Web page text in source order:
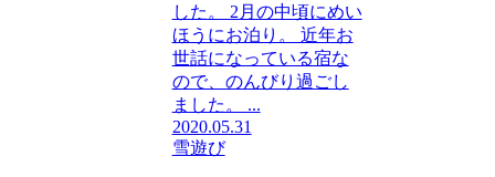
した。 2月の中頃にめい
ほうにお泊り。 近年お
世話になっている宿な
ので、のんびり過ごし
ました。 ...
2020.05.31
雪遊び